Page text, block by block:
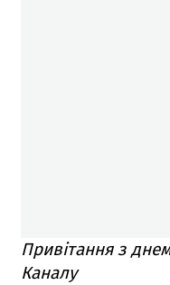
Привітання з
Каналу